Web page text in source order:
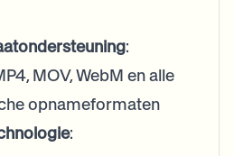
:
MOV, WebM en alle
opnameformaten
: